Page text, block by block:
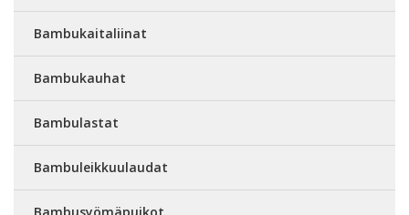
Bambukaitaliinat
Bambukauhat
Bambulastat
Bambuleikkuulaudat
Bambusyömäpuikot